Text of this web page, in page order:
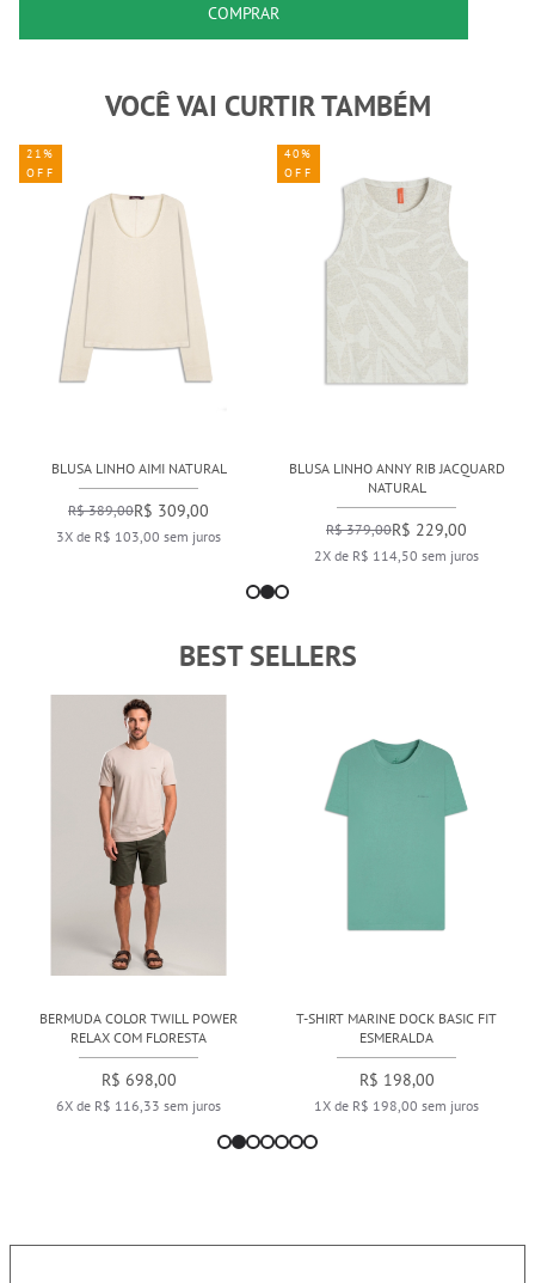
COMPRAR
VOCÊ VAI CURTIR TAMBÉM
BLUSA LINHO AIMI NATURAL
R$ 389,00R$ 309,00
3X de R$ 103,00 sem juros
21%
OFF
BLUSA LINHO ANNY RIB JACQUARD
NATURAL
R$ 379,00R$ 229,00
2X de R$ 114,50 sem juros
40%
OFF
BEST SELLERS
BERMUDA COLOR TWILL POWER
RELAX COM FLORESTA
R$ 698,00
6X de R$ 116,33 sem juros
T-SHIRT MARINE DOCK BASIC FIT
ESMERALDA
R$ 198,00
1X de R$ 198,00 sem juros